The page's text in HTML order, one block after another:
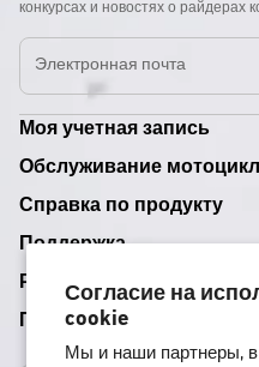
Согласие на
cookie
Мы и наши партнеры, в
конкурсах и новостях о райдерах
Электронная почта
Моя учетная запись
Обслуживание
Справка по продукту
Поддержка
Руководства по
Программы